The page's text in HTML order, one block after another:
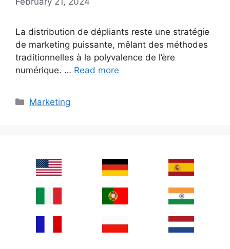
La distribution de dépliants reste une stratégie
de marketing puissante, mêlant des méthodes
traditionnelles à la polyvalence de l’ère
numérique. … Read more
Categories
Marketing